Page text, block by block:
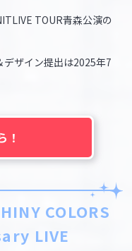
TOUR青森公演の
ザイン提出は2025年7
！
COLORS
LIVE